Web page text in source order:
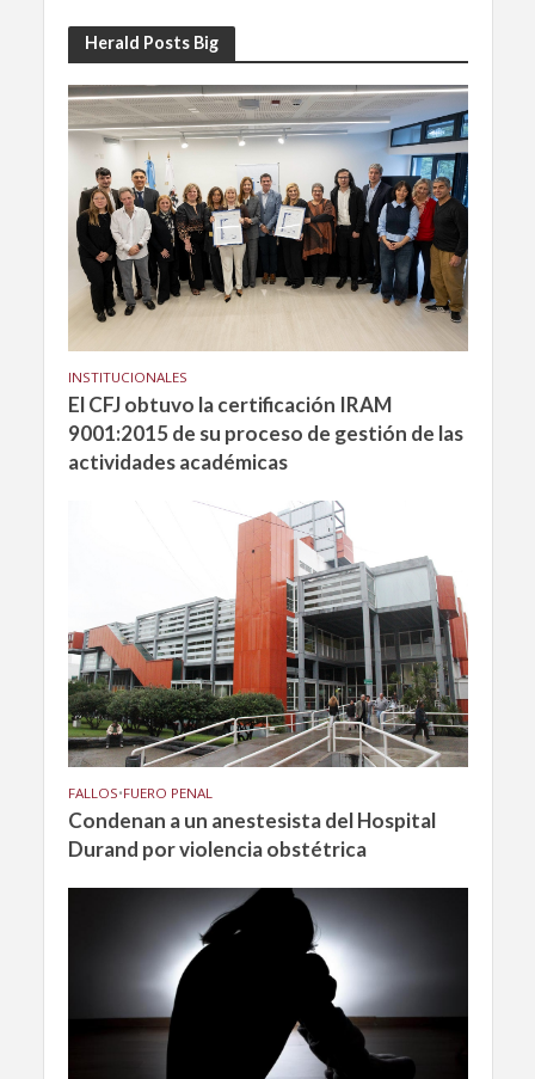
Herald Posts Big
INSTITUCIONALES
El CFJ obtuvo la certificación IRAM
9001:2015 de su proceso de gestión de las
actividades académicas
FALLOS•FUERO PENAL
Condenan a un anestesista del Hospital
Durand por violencia obstétrica